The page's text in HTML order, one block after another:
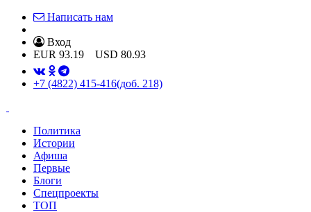
Написать нам
Вход
EUR 93.19 USD 80.93
+7 (4822) 415-416(доб. 218)
Политика
Истории
Афиша
Первые
Блоги
Спецпроекты
ТОП